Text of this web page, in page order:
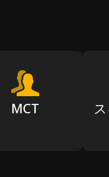
MCT